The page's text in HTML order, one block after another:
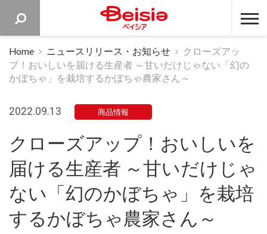
ベイシア
Home ニュースリリース・お知らせ
クローズアッ
プ！おいしいを届ける生産者 ～甘いだけじゃない「幻の
かぼちゃ」を栽培するかぼちゃ農家さん～
2022.09.13 商品情報
クローズアップ！おいしいを
届ける生産者 ～甘いだけじゃ
ない「幻のかぼちゃ」を栽培
するかぼちゃ農家さん～